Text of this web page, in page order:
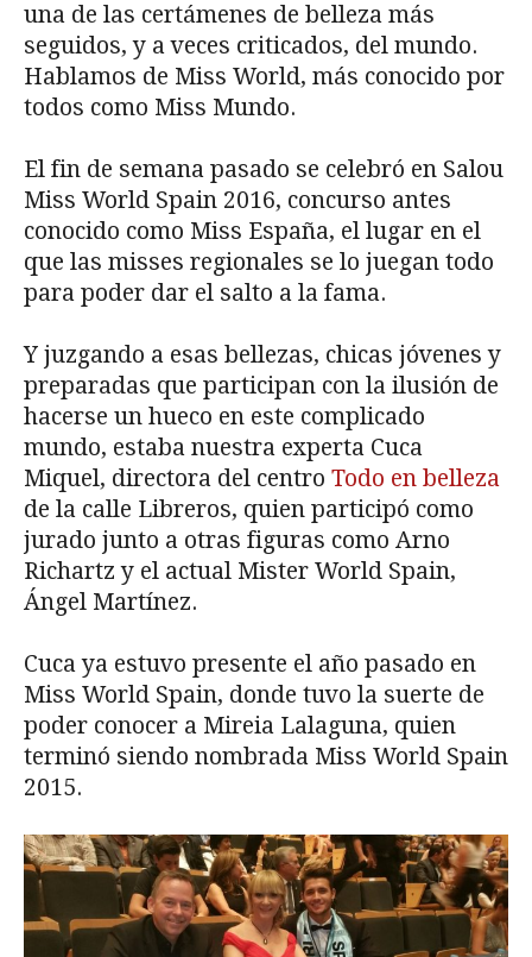
una de las certámenes de belleza más
seguidos, y a veces criticados, del mundo.
Hablamos de Miss World, más conocido por
todos como Miss Mundo.
El fin de semana pasado se celebró en Salou
Miss World Spain 2016, concurso antes
conocido como Miss España, el lugar en el
que las misses regionales se lo juegan todo
para poder dar el salto a la fama.
Y juzgando a esas bellezas, chicas jóvenes y
preparadas que participan con la ilusión de
hacerse un hueco en este complicado
mundo, estaba nuestra experta Cuca
Miquel, directora del centro Todo en belleza
de la calle Libreros, quien participó como
jurado junto a otras figuras como Arno
Richartz y el actual Mister World Spain,
Ángel Martínez.
Cuca ya estuvo presente el año pasado en
Miss World Spain, donde tuvo la suerte de
poder conocer a Mireia Lalaguna, quien
terminó siendo nombrada Miss World Spain
2015.